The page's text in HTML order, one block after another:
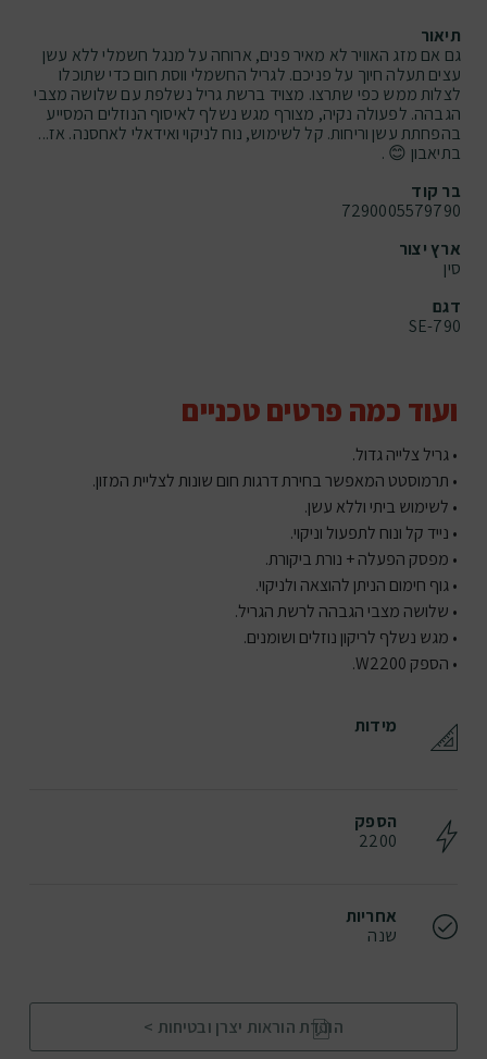
תיאור
גם אם מזג האוויר לא מאיר פנים, ארוחה על מנגל חשמלי ללא עשן
עצים תעלה חיוך על פניכם. לגריל החשמלי ווסת חום כדי שתוכלו
לצלות ממש כפי שתרצו. מצויד ברשת גריל נשלפת עם שלושה מצבי
הגבהה. לפעולה נקיה, מצורף מגש נשלף לאיסוף הנוזלים המסייע
בהפחתת עשן וריחות. קל לשימוש, נוח לניקוי ואידאלי לאחסנה. אז...
בתיאבון 😊 .
בר קוד
7290005579790
ארץ יצור
סין
דגם
SE-790
ועוד כמה פרטים טכניים
• גריל צלייה גדול.
• תרמוסטט המאפשר בחירת דרגות חום שונות לצליית המזון.
• לשימוש ביתי וללא עשן.
• נייד קל ונוח לתפעול וניקוי.
• מפסק הפעלה + נורת ביקורת.
• גוף חימום הניתן להוצאה ולניקוי.
• שלושה מצבי הגבהה לרשת הגריל.
• מגש נשלף לריקון נוזלים ושומנים.
• הספק W2200.
מידות
הספק
2200
אחריות
שנה
הורדת הוראות יצרן ובטיחות >